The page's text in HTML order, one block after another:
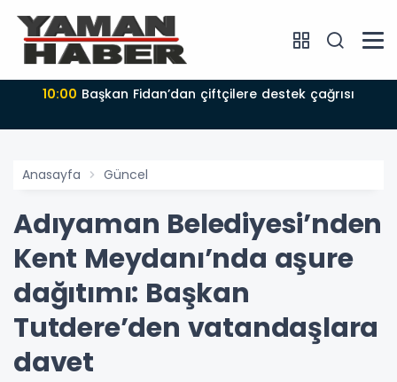
10:00 Başkan Fidan’dan çiftçilere destek çağrısı
Anasayfa Güncel
Adıyaman Belediyesi’nden
Kent Meydanı’nda aşure
dağıtımı: Başkan
Tutdere’den vatandaşlara
davet